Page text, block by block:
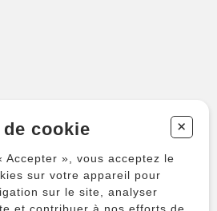
instruments
cookie +
Accepter », vous acceptez le
sur votre appareil pour
sur le site, analyser